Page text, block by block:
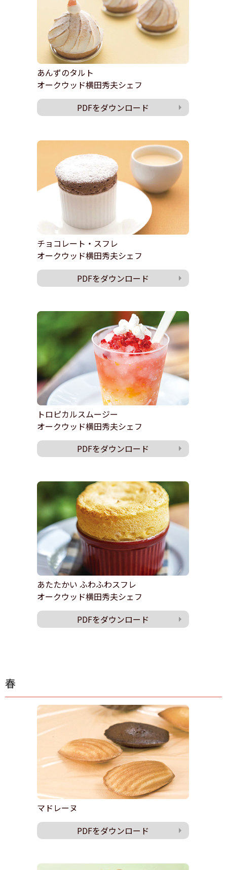
あんずのタルト
オークウッド横田秀夫シェフ
PDFをダウンロード
チョコレート・スフレ
オークウッド横田秀夫シェフ
PDFをダウンロード
トロピカルスムージー
オークウッド横田秀夫シェフ
PDFをダウンロード
あたたかい ふわふわスフレ
オークウッド横田秀夫シェフ
PDFをダウンロード
春
マドレーヌ
PDFをダウンロード